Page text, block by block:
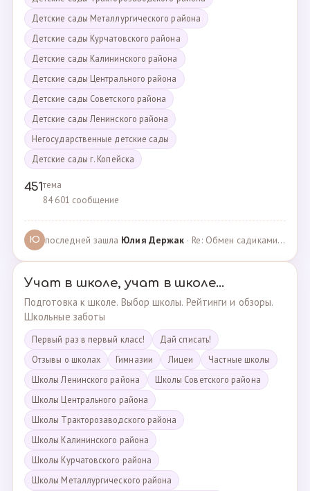
Детские сады Металлургического района
Детские сады Курчатовского района
Детские сады Калининского района
Детские сады Центрального района
Детские сады Советского района
Детские сады Ленинского района
Негосударственные детские сады
Детские сады г. Копейска
451тема
84 601 сообщение
Ю последней зашла Юлия Держак · Re: Обмен садиками, продажа путевок · 25.01.2023
Учат в школе, учат в школе...
Подготовка к школе. Выбор школы. Рейтинги и обзоры.
Школьные заботы
Первый раз в первый класс!
Дай списать!
Отзывы о школах
Гимназии Лицеи
Частные школы
Школы Ленинского района
Школы Советского района
Школы Центрального района
Школы Тракторозаводского района
Школы Калининского района
Школы Курчатовского района
Школы Металлургического района